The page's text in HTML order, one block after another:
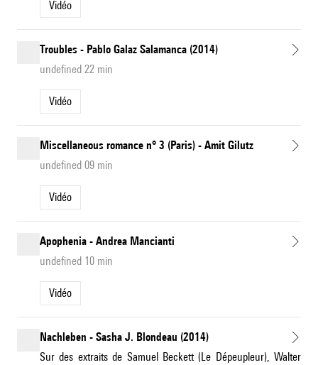
Vidéo
Troubles - Pablo Galaz Salamanca (2014)
undefined 22 min
Vidéo
Miscellaneous romance n° 3 (Paris) - Amit Gilutz
undefined 09 min
Vidéo
Apophenia - Andrea Mancianti
undefined 10 min
Vidéo
Nachleben - Sasha J. Blondeau (2014)
Sur des extraits de Samuel Beckett (Le Dépeupleur), Walter